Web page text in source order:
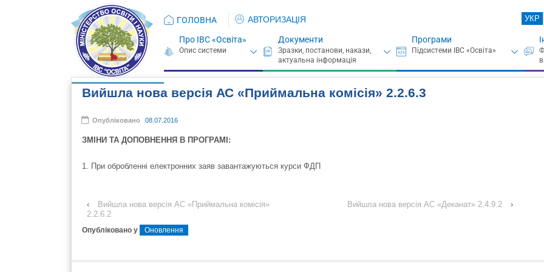
ГОЛОВНА АВТОРИЗАЦІЯ УКР
Про ІВС «Освіта» Документи Програми
Вийшла нова версія АС «Приймальна комісія» 2.2.6.3
Опубліковано 08.07.2016
ЗМІНИ ТА ДОПОВНЕННЯ В ПРОГРАМІ:
1. При обробленні електронних заяв завантажуються курси ФДП
‹
Вийшла нова версія АС «Приймальна комісія»
2.2.6.2
Вийшла нова версія АС «Деканат» 2.4.9.2 ›
Опубліковано у Оновлення